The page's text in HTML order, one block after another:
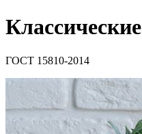
Классические
ГОСТ 15810-2014